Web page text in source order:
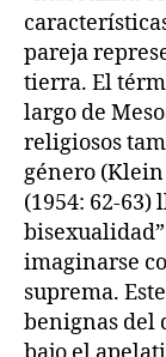
pareja
tierra. El
largo de
religiosos
género (Klein
(1954: 62-63)
bisexualidad”
imaginarse
suprema.
benignas del